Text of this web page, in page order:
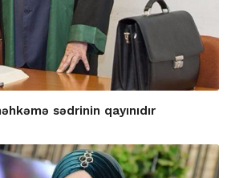
sədrinin qayınıdır